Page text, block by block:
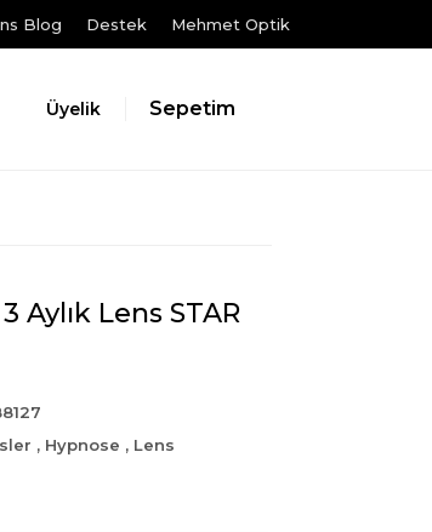
Blog Destek Mehmet Optik
Üyelik Sepetim
Aylık Lens STAR
, Hypnose , Lens